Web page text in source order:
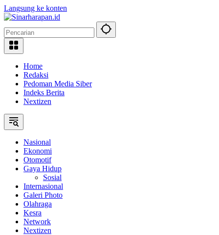
Langsung ke konten
Home
Redaksi
Pedoman Media Siber
Indeks Berita
Nextizen
Nasional
Ekonomi
Otomotif
Gaya Hidup
Sosial
Internasional
Galeri Photo
Olahraga
Kesra
Network
Nextizen